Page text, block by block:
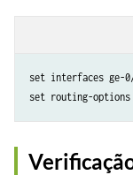
set interfaces ge-